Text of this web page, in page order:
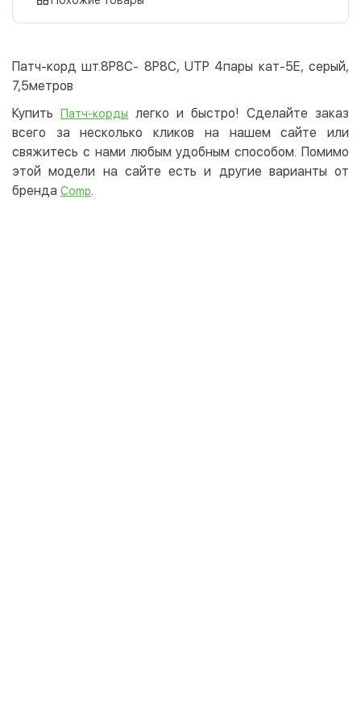
LiqPay
Google Pay
Безналичный расчет
Оплата на карту юр.лица
Оплата на счет юр.лица
Бесплатно
Патч-корд шт.8Р8С- 8Р8С, UTP 4пары кат-5Е, серый,
7,5метров
Купить
Патч-корды
легко и быстро! Сделайте заказ
всего за несколько кликов на нашем сайте или
свяжитесь с нами любым удобным способом. Помимо
этой модели на сайте есть и другие варианты от
бренда Comp.